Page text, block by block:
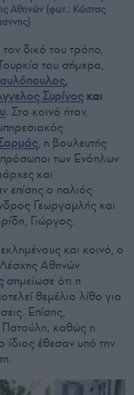
Αθηνών (φωτ.: Κώστας
δικό του τρόπο,
του σήμερα,
,
Συρίγος και
. Στο κοινό ήταν,
, η βουλευτής
των Ενόπλων
και
επίσης ο παλιός
Γεωργαμλής και
Γιώργος.
και κοινό, ο
Αθηνών
σημείωσε ότι η
θεμέλιο λίθο για
Επίσης,
Πατούλη, καθώς η
ίδιος έθεσαν υπό την